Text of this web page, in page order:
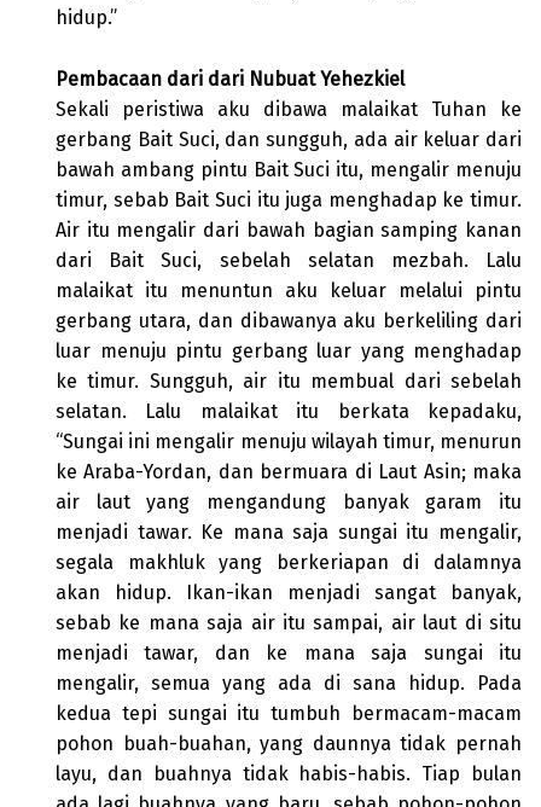
hidup.”
Pembacaan dari dari Nubuat Yehezkiel
Sekali peristiwa aku dibawa malaikat Tuhan ke
gerbang Bait Suci, dan sungguh, ada air keluar dari
bawah ambang pintu Bait Suci itu, mengalir menuju
timur, sebab Bait Suci itu juga menghadap ke timur.
Air itu mengalir dari bawah bagian samping kanan
dari Bait Suci, sebelah selatan mezbah. Lalu
malaikat itu menuntun aku keluar melalui pintu
gerbang utara, dan dibawanya aku berkeliling dari
luar menuju pintu gerbang luar yang menghadap
ke timur. Sungguh, air itu membual dari sebelah
selatan. Lalu malaikat itu berkata kepadaku,
“Sungai ini mengalir menuju wilayah timur, menurun
ke Araba-Yordan, dan bermuara di Laut Asin; maka
air laut yang mengandung banyak garam itu
menjadi tawar. Ke mana saja sungai itu mengalir,
segala makhluk yang berkeriapan di dalamnya
akan hidup. Ikan-ikan menjadi sangat banyak,
sebab ke mana saja air itu sampai, air laut di situ
menjadi tawar, dan ke mana saja sungai itu
mengalir, semua yang ada di sana hidup. Pada
kedua tepi sungai itu tumbuh bermacam-macam
pohon buah-buahan, yang daunnya tidak pernah
layu, dan buahnya tidak habis-habis. Tiap bulan